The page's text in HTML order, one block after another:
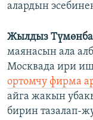
алардын
Жылдыз
маянасын ала
Москвада ири
ортомчу фирма
айга жакын
бирин тазалап-